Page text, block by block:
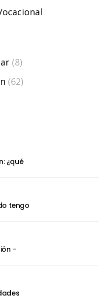
(8)
(62)
¿qué
tengo
–